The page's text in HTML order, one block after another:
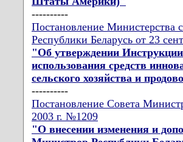
----------
Постановление Министерства
Республики Беларусь от 23
"Об утверждении
использования средств
сельского хозяйства и
----------
Постановление Совета
2003 г. №1209
"О внесении изменения и